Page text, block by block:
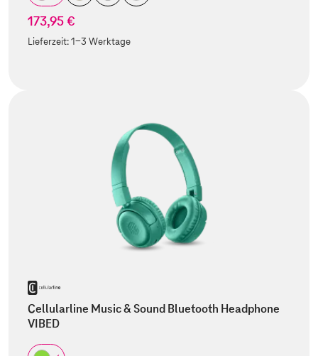
173,95 €
Lieferzeit:1-3 Werktage
Cellularline Music & Sound Bluetooth Headphone
VIBED